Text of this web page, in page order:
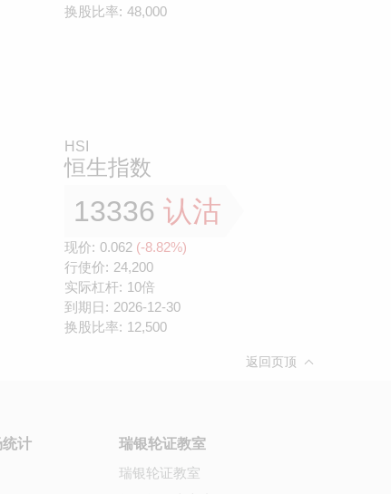
换股比率: 48,000
HSI
恒生指数
13336 认沽
现价: 0.062 (-8.82%)
行使价: 24,200
实际杠杆: 10倍
到期日: 2026-12-30
换股比率: 12,500
返回页顶
统计
瑞银轮证教室
瑞银轮证教室